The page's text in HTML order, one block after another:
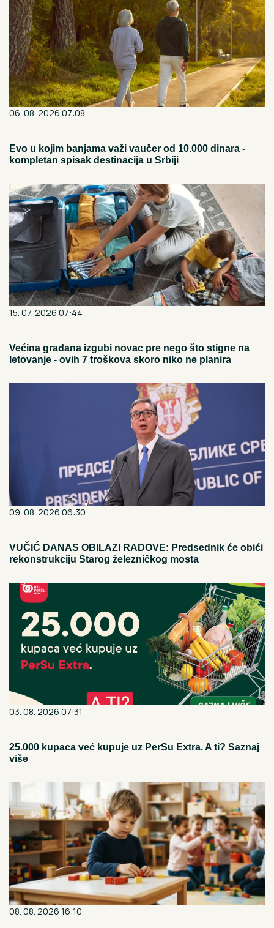
06. 08. 2026 07:08
Evo u kojim banjama važi vaučer od 10.000 dinara -
kompletan spisak destinacija u Srbiji
15. 07. 2026 07:44
Većina građana izgubi novac pre nego što stigne na
letovanje - ovih 7 troškova skoro niko ne planira
09. 08. 2026 06:30
VUČIĆ DANAS OBILAZI RADOVE: Predsednik će obići
rekonstrukciju Starog železničkog mosta
03. 08. 2026 07:31
25.000 kupaca već kupuje uz PerSu Extra. A ti? Saznaj
više
08. 08. 2026 16:10